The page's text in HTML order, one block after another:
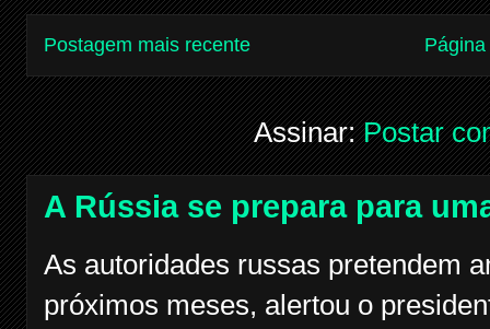
Postagem mais recente
Assinar:Postar
A Rússia se prepara para
As autoridades russas pretendem
próximos meses, alertou o